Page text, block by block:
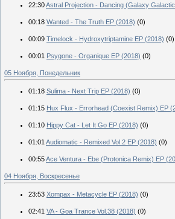
22:30Astral Projection - Dancing (Galaxy
00:18 Wanted - The Truth EP (2018) (0)
00:09 Timelock - Hydroxytriptamine EP (2018) (0)
00:01 Psygone - Organique EP (2018) (0)
05 Ноября, Понедельник
01:18 Sulima - Next Trip EP (2018) (0)
01:15 Hux Flux - Errorhead (Coexist Remix) EP
01:10 Hippy Cat - Let It Go EP (2018) (0)
01:01 Audiomatic - Remixed Vol.2 EP (2018) (0)
00:55Ace Ventura - Ebe (Protonica Remix) EP
04 Ноября, Воскресенье
23:53 Xompax - Metacycle EP (2018) (0)
02:41 VA - Goa Trance Vol.38 (2018) (0)